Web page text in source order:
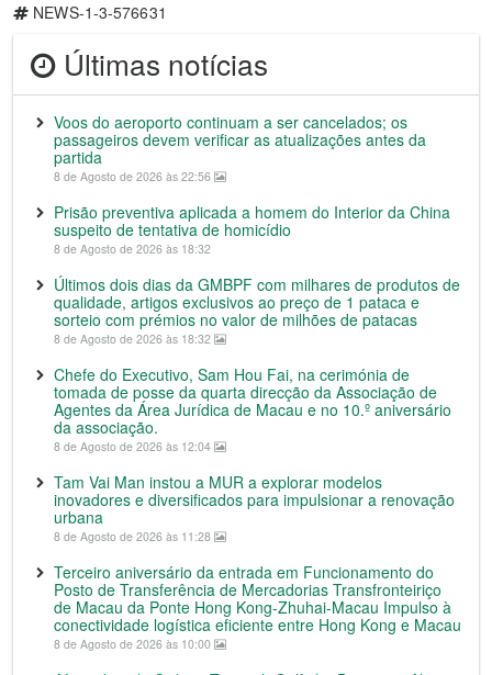
NEWS-1-3-576631
Últimas notícias
Voos do aeroporto continuam a ser cancelados; os
passageiros devem verificar as atualizações antes da
partida
8 de Agosto de 2026 às 22:56
Prisão preventiva aplicada a homem do Interior da China
suspeito de tentativa de homicídio
8 de Agosto de 2026 às 18:32
Últimos dois dias da GMBPF com milhares de produtos de
qualidade, artigos exclusivos ao preço de 1 pataca e
sorteio com prémios no valor de milhões de patacas
8 de Agosto de 2026 às 18:32
Chefe do Executivo, Sam Hou Fai, na cerimónia de
tomada de posse da quarta direcção da Associação de
Agentes da Área Jurídica de Macau e no 10.º aniversário
da associação.
8 de Agosto de 2026 às 12:04
Tam Vai Man instou a MUR a explorar modelos
inovadores e diversificados para impulsionar a renovação
urbana
8 de Agosto de 2026 às 11:28
Terceiro aniversário da entrada em Funcionamento do
Posto de Transferência de Mercadorias Transfronteiriço
de Macau da Ponte Hong Kong-Zhuhai-Macau Impulso à
conectividade logística eficiente entre Hong Kong e Macau
8 de Agosto de 2026 às 10:00